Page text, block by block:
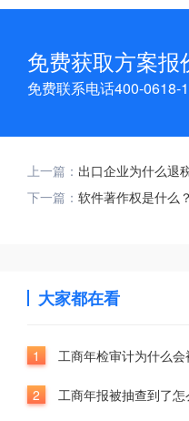
免费获取方案报
免费联系电话400-0618-
上一篇： 出口企业为什么退
下一篇： 软件著作权是什么？
大家都在看
1 工商年检审计为什么会
2 工商年报被抽查到了怎